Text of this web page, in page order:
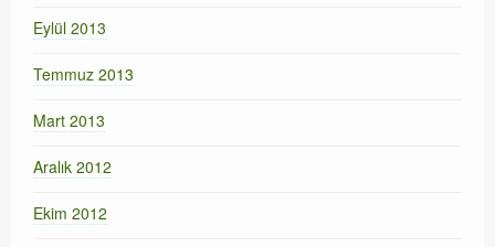
Eylül 2013
Temmuz 2013
Mart 2013
Aralık 2012
Ekim 2012